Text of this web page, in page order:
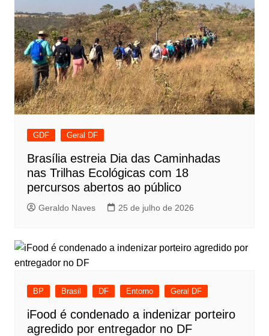
GDF Geral DF
Brasília estreia Dia das Caminhadas
nas Trilhas Ecológicas com 18
percursos abertos ao público
Geraldo Naves 25 de julho de 2026
BP Brasil DF Entorno Geral DF
iFood é condenado a indenizar porteiro
agredido por entregador no DF